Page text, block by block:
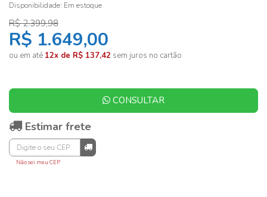
Disponibilidade: Em estoque
R$ 2.399,98
R$ 1.649,00
ou em até 12x de R$ 137,42 sem juros no cartão
CONSULTAR
Estimar frete
Não sei meu CEP